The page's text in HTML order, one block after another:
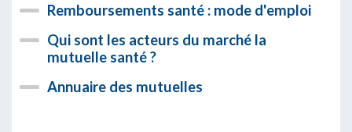
Remboursements santé : mode d'emploi
Qui sont les acteurs du marché la
mutuelle santé ?
Annuaire des mutuelles